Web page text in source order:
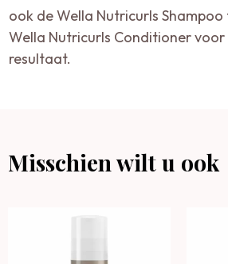
ook de Wella Nutricurls
Wella Nutricurls Conditioner
resultaat.
Misschien wilt u ook